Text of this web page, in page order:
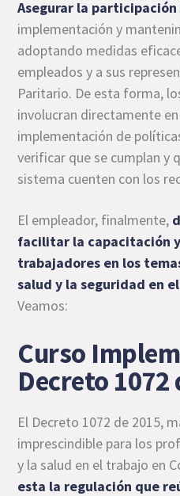
Asegurar la
implementación y
adoptando medidas
empleados y a sus
Paritario. De esta forma,
involucran directamente
implementación de
verificar que se cumplan y
sistema cuenten con los
El empleador, finalmente,
facilitar la capacitación
trabajadores en los
salud y la seguridad en
Veamos:
Curso
Decreto 1072
El Decreto 1072 de 2015,
imprescindible para los
y la salud en el trabajo en
esta la regulación que